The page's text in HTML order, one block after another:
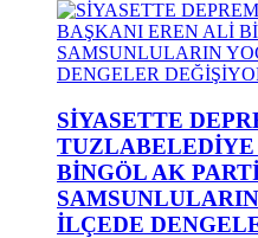
SİYASETTE
BİNGÖL AK
İLÇEDE